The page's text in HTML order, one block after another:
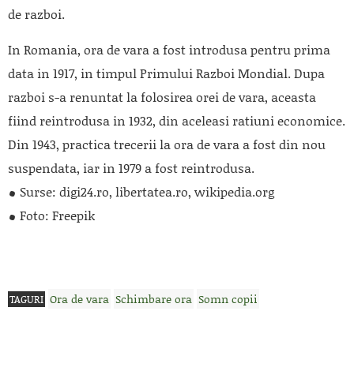
de razboi.
In Romania, ora de vara a fost introdusa pentru prima
data in 1917, in timpul Primului Razboi Mondial. Dupa
razboi s-a renuntat la folosirea orei de vara, aceasta
fiind reintrodusa in 1932, din aceleasi ratiuni economice.
Din 1943, practica trecerii la ora de vara a fost din nou
suspendata, iar in 1979 a fost reintrodusa.
Surse: digi24.ro, libertatea.ro, wikipedia.org
Foto: Freepik
TAGURI Ora de vara Schimbare ora Somn copii